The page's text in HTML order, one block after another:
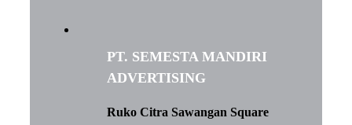
PT. SEMESTA MANDIRI
ADVERTISING
Ruko Citra Sawangan Square